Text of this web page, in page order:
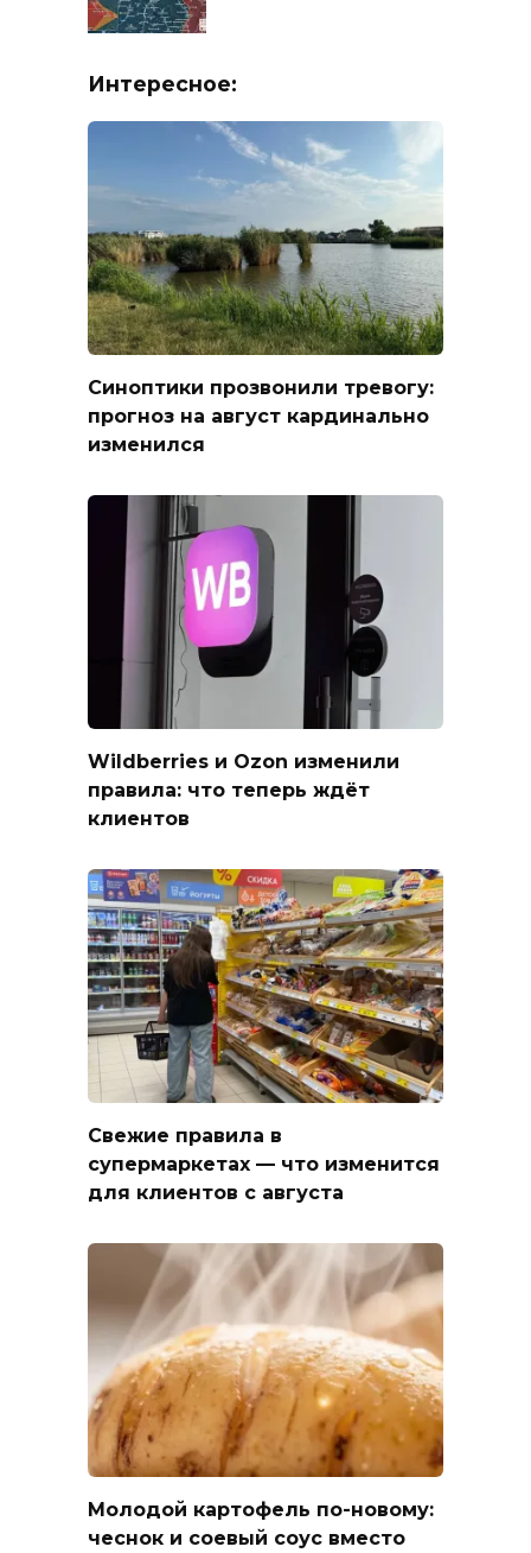
Интересное:
Синоптики прозвонили тревогу:
прогноз на август кардинально
изменился
Wildberries и Ozon изменили
правила: что теперь ждёт
клиентов
Свежие правила в
супермаркетах — что изменится
для клиентов с августа
Молодой картофель по-новому:
чеснок и соевый соус вместо